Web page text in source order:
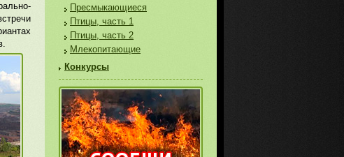
Пресмыкающиеся
Птицы, часть 1
Птицы, часть 2
Млекопитающие
Конкурсы